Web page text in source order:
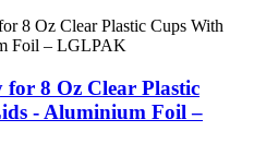
8 Oz Clear Plastic
- Aluminium Foil –